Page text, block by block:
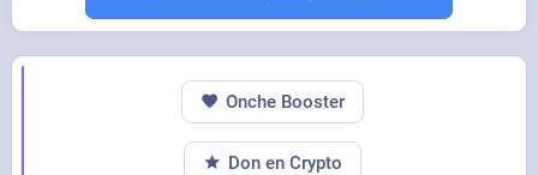
Onche Booster
Don en Crypto